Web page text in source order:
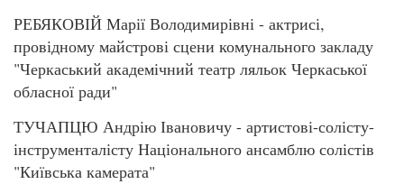
РЕБЯКОВІЙ Марії Володимирівні - актрисі,
провідному майстрові сцени комунального закладу
"Черкаський академічний театр ляльок Черкаської
обласної ради"
ТУЧАПЦЮ Андрію Івановичу - артистові-солісту-
інструменталісту Національного ансамблю солістів
"Київська камерата"